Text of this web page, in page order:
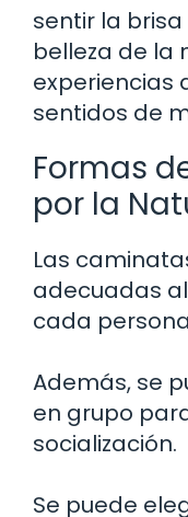
sentir la
belleza de la
experiencias
sentidos de
Formas
por la
Las
adecuadas
cada
Además, se
en grupo
socialización.
Se puede